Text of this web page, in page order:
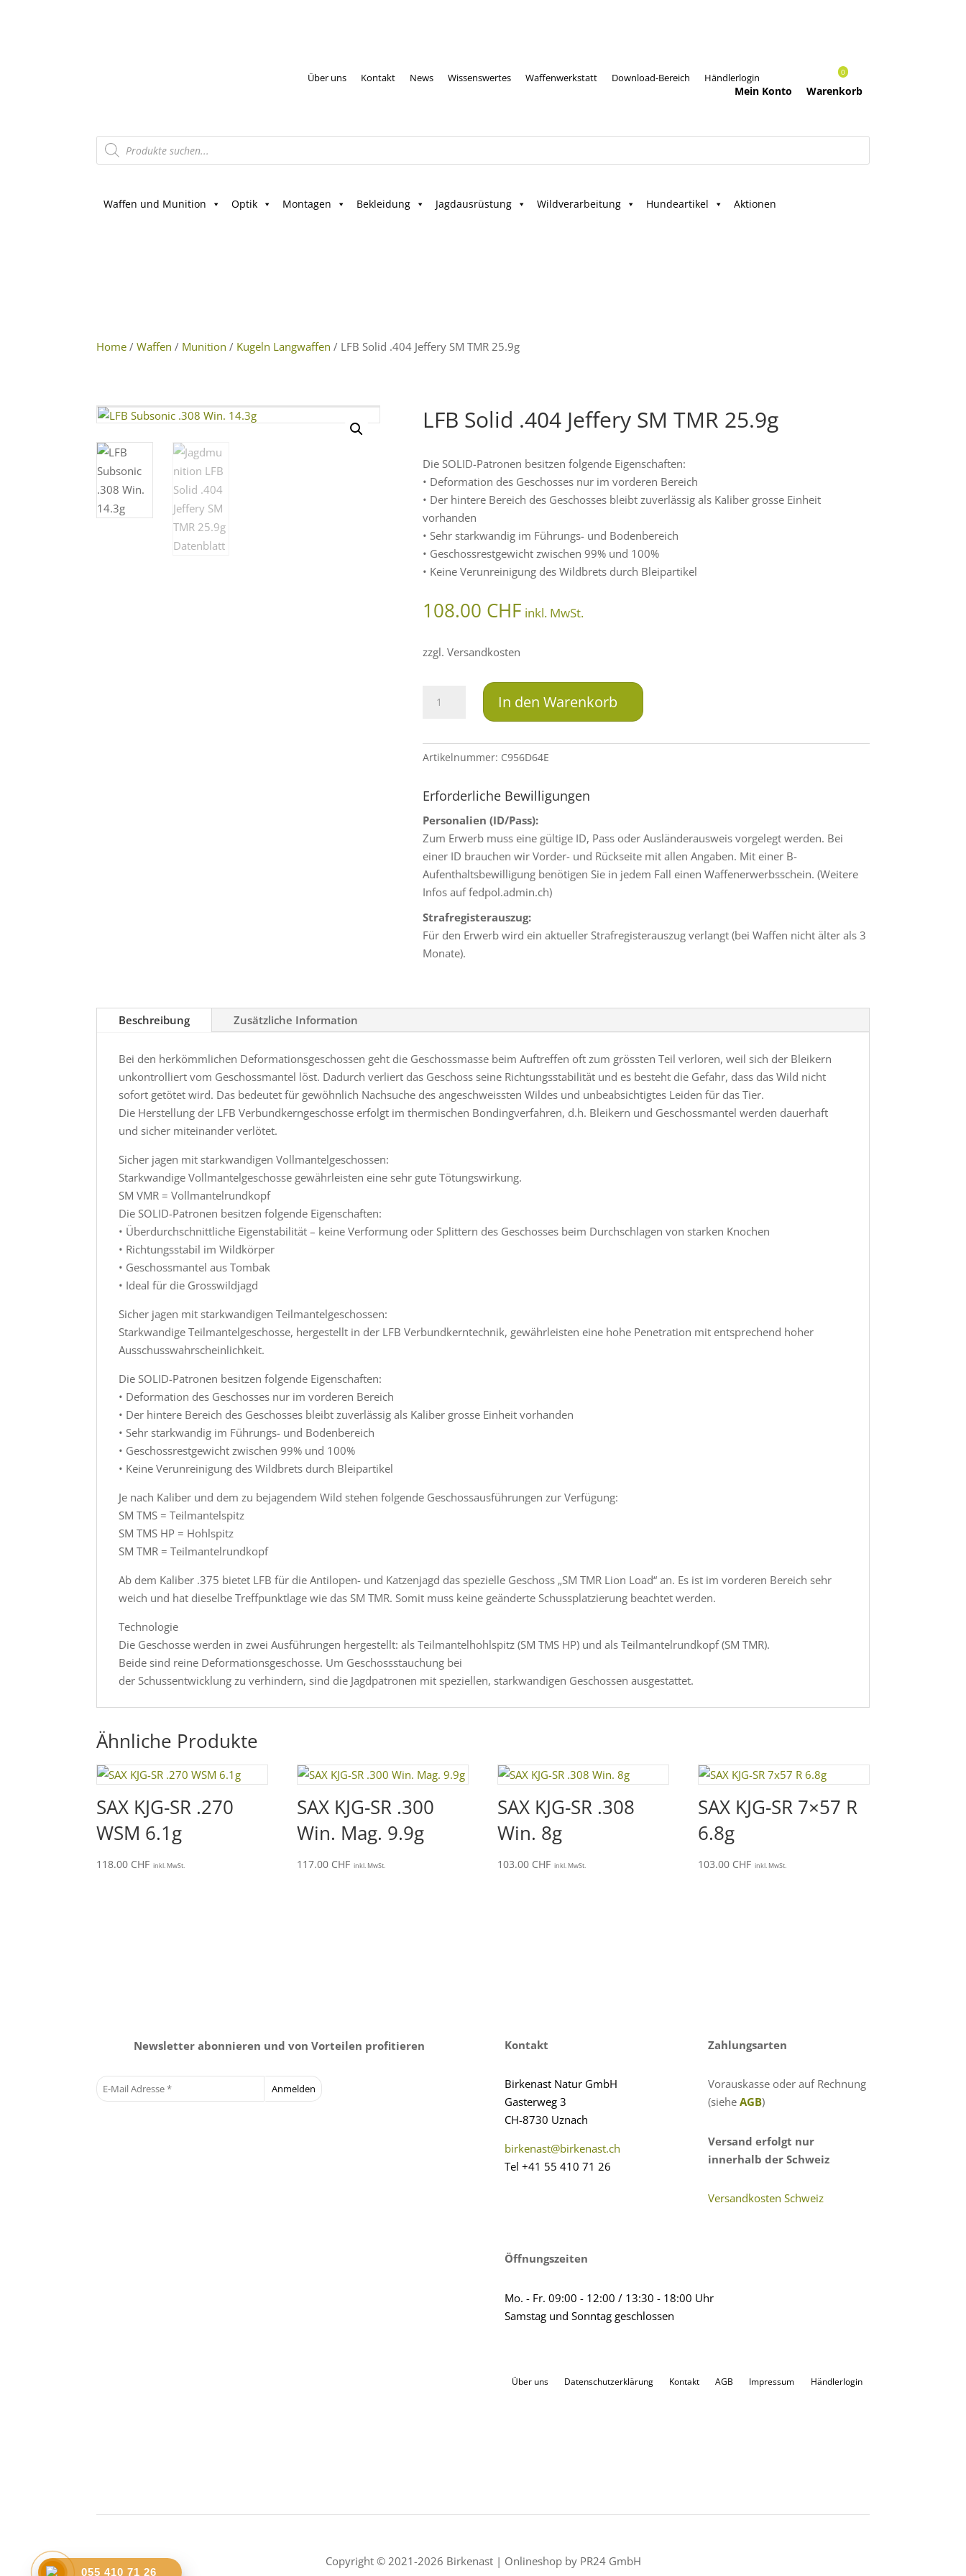
Über uns Kontakt News Wissenswertes Waffenwerkstatt Download-Bereich Händlerlogin
Warenkorb
0
Mein Konto
Products
search
Waffen und Munition Optik Montagen Bekleidung Jagdausrüstung Wildverarbeitung Hundeartikel Aktionen
Home /Waffen / Munition / Kugeln Langwaffen / LFB Solid .404 Jeffery SM TMR 25.9g
LFB Solid .404 Jeffery SM TMR 25.9g
Die SOLID-Patronen besitzen folgende Eigenschaften:
• Deformation des Geschosses nur im vorderen Bereich
• Der hintere Bereich des Geschosses bleibt zuverlässig als Kaliber grosse Einheit
vorhanden
• Sehr starkwandig im Führungs- und Bodenbereich
• Geschossrestgewicht zwischen 99% und 100%
• Keine Verunreinigung des Wildbrets durch Bleipartikel
108.00 CHF inkl. MwSt.
zzgl. Versandkosten
Jeffery
SM
25.9g
Menge
In den Warenkorb
Artikelnummer: C956D64E
Erforderliche Bewilligungen
Personalien (ID/Pass):
Zum Erwerb muss eine gültige ID, Pass oder Ausländerausweis vorgelegt werden. Bei
einer ID brauchen wir Vorder- und Rückseite mit allen Angaben. Mit einer B-
Aufenthaltsbewilligung benötigen Sie in jedem Fall einen Waffenerwerbsschein. (Weitere
Infos auf fedpol.admin.ch)
Strafregisterauszug:
Für den Erwerb wird ein aktueller Strafregisterauszug verlangt (bei Waffen nicht älter als 3
Monate).
Beschreibung Zusätzliche Information
Bei den herkömmlichen Deformationsgeschossen geht die Geschossmasse beim Auftreffen oft zum grössten Teil verloren, weil sich der Bleikern
unkontrolliert vom Geschossmantel löst. Dadurch verliert das Geschoss seine Richtungsstabilität und es besteht die Gefahr, dass das Wild nicht
sofort getötet wird. Das bedeutet für gewöhnlich Nachsuche des angeschweissten Wildes und unbeabsichtigtes Leiden für das Tier.
Die Herstellung der LFB Verbundkerngeschosse erfolgt im thermischen Bondingverfahren, d.h. Bleikern und Geschossmantel werden dauerhaft
und sicher miteinander verlötet.
Sicher jagen mit starkwandigen Vollmantelgeschossen:
Starkwandige Vollmantelgeschosse gewährleisten eine sehr gute Tötungswirkung.
SM VMR = Vollmantelrundkopf
Die SOLID-Patronen besitzen folgende Eigenschaften:
• Überdurchschnittliche Eigenstabilität – keine Verformung oder Splittern des Geschosses beim Durchschlagen von starken Knochen
• Richtungsstabil im Wildkörper
• Geschossmantel aus Tombak
• Ideal für die Grosswildjagd
Sicher jagen mit starkwandigen Teilmantelgeschossen:
Starkwandige Teilmantelgeschosse, hergestellt in der LFB Verbundkerntechnik, gewährleisten eine hohe Penetration mit entsprechend hoher
Ausschusswahrscheinlichkeit.
Die SOLID-Patronen besitzen folgende Eigenschaften:
• Deformation des Geschosses nur im vorderen Bereich
• Der hintere Bereich des Geschosses bleibt zuverlässig als Kaliber grosse Einheit vorhanden
• Sehr starkwandig im Führungs- und Bodenbereich
• Geschossrestgewicht zwischen 99% und 100%
• Keine Verunreinigung des Wildbrets durch Bleipartikel
Je nach Kaliber und dem zu bejagendem Wild stehen folgende Geschossausführungen zur Verfügung:
SM TMS = Teilmantelspitz
SM TMS HP = Hohlspitz
SM TMR = Teilmantelrundkopf
Ab dem Kaliber .375 bietet LFB für die Antilopen- und Katzenjagd das spezielle Geschoss „SM TMR Lion Load“ an. Es ist im vorderen Bereich sehr
weich und hat dieselbe Treffpunktlage wie das SM TMR. Somit muss keine geänderte Schussplatzierung beachtet werden.
Technologie
Die Geschosse werden in zwei Ausführungen hergestellt: als Teilmantelhohlspitz (SM TMS HP) und als Teilmantelrundkopf (SM TMR).
Beide sind reine Deformationsgeschosse. Um Geschossstauchung bei
der Schussentwicklung zu verhindern, sind die Jagdpatronen mit speziellen, starkwandigen Geschossen ausgestattet.
Ähnliche Produkte
SAX KJG-SR .270
WSM 6.1g
118.00 CHF inkl. MwSt.
SAX KJG-SR .300
Win. Mag. 9.9g
117.00 CHF inkl. MwSt.
SAX KJG-SR .308
Win. 8g
103.00 CHF inkl. MwSt.
SAX KJG-SR 7×57 R
6.8g
103.00 CHF inkl. MwSt.
Newsletter abonnieren und von Vorteilen profitieren Kontakt
Birkenast Natur GmbH
Gasterweg 3
CH-8730 Uznach
birkenast@birkenast.ch
Tel +41 55 410 71 26
Zahlungsarten
Vorauskasse oder auf Rechnung
(sieheAGB)
Versand erfolgt nur
innerhalb der Schweiz
Versandkosten Schweiz
Öffnungszeiten
Mo. - Fr. 09:00 - 12:00 / 13:30 - 18:00 Uhr
Samstag und Sonntag geschlossen
Über uns Datenschutzerklärung Kontakt AGB Impressum Händlerlogin
Copyright © 2021-2026 Birkenast | Onlineshop by PR24 GmbH
055 410 71 26